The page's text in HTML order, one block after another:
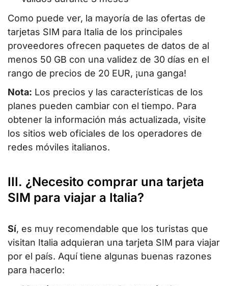
Como puede ver, la mayoría de las ofertas de
tarjetas SIM para Italia de los principales
proveedores ofrecen paquetes de datos de al
menos 50 GB con una validez de 30 días en el
rango de precios de 20 EUR, ¡una ganga!
Nota: Los precios y las características de los
planes pueden cambiar con el tiempo. Para
obtener la información más actualizada, visite
los sitios web oficiales de los operadores de
redes móviles italianos.
III. ¿Necesito comprar una tarjeta
SIM para viajar a Italia?
Sí, es muy recomendable que los turistas que
visitan Italia adquieran una tarjeta SIM para viajar
por el país. Aquí tiene algunas buenas razones
para hacerlo: